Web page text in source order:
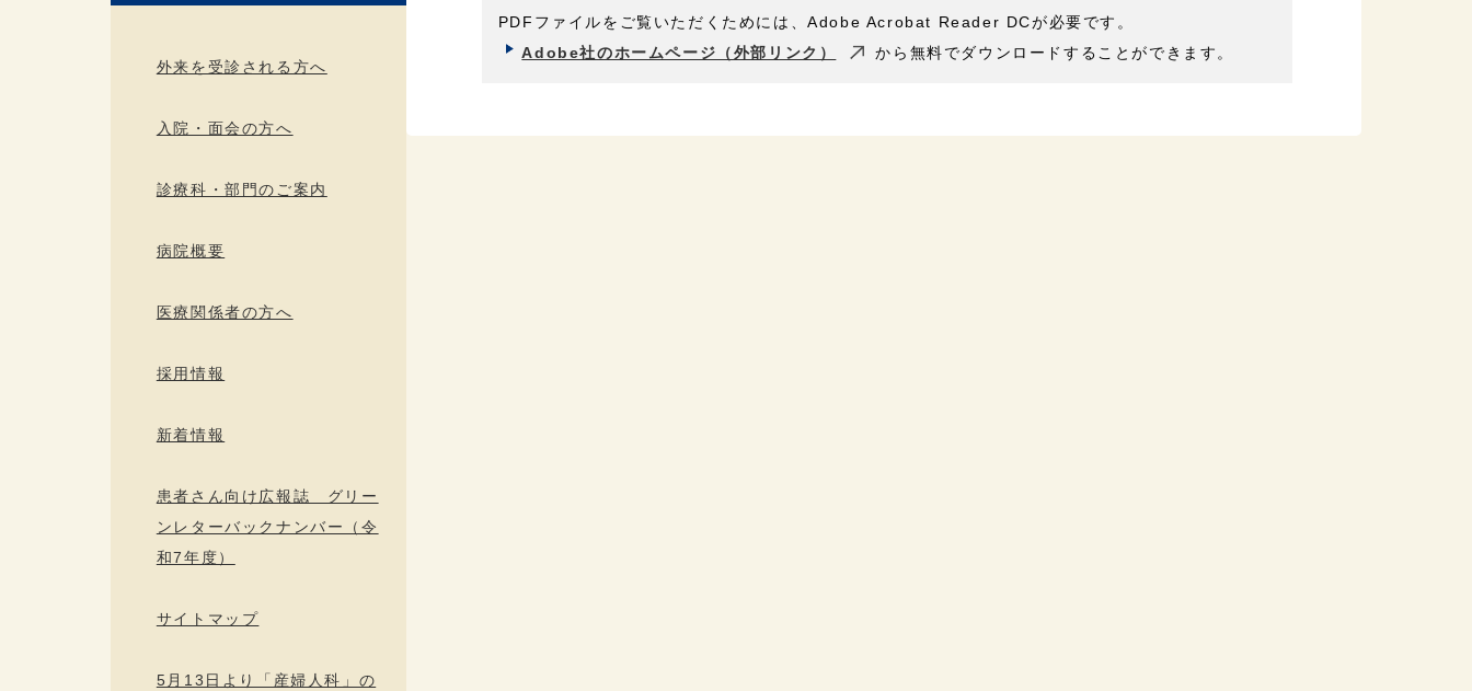
PDFファイルをご覧いただくためには、Adobe Acrobat Reader DCが必要です。
Adobe社のホームページ（外部リンク）
から無料でダウンロードすることができます。
外来を受診される方へ
入院・面会の方へ
診療科・部門のご案内
病院概要
医療関係者の方へ
採用情報
新着情報
患者さん向け広報誌 グリー
ンレターバックナンバー（令
和7年度）
サイトマップ
5月13日より「産婦人科」の